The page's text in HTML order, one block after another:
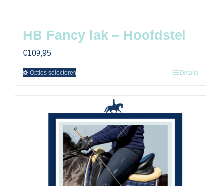
HB Fancy lak – Hoofdstel
€109,95
Opties selecteren Details